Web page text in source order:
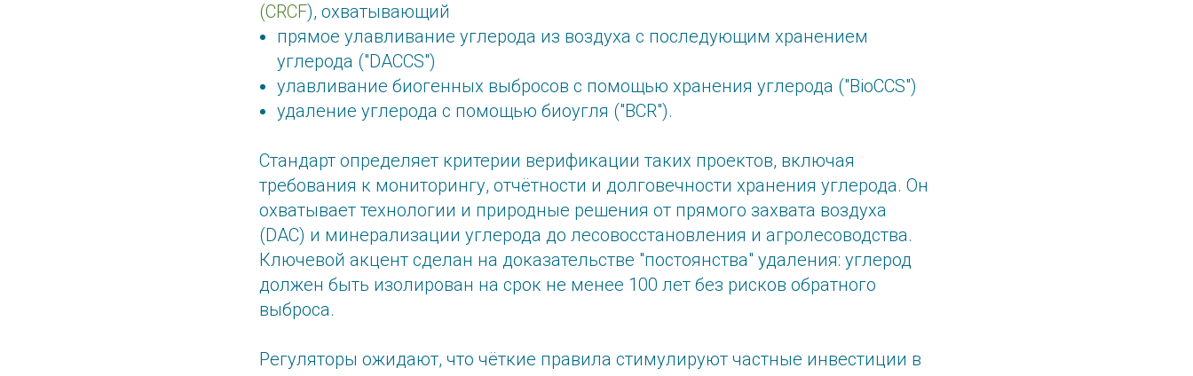
(CRCF), охватывающий
прямое улавливание углерода из воздуха с последующим хранением
углерода ("DACCS")
улавливание биогенных выбросов с помощью хранения углерода ("BioCCS")
удаление углерода с помощью биоугля ("BCR").
Стандарт определяет критерии верификации таких проектов, включая
требования к мониторингу, отчётности и долговечности хранения углерода. Он
охватывает технологии и природные решения от прямого захвата воздуха
(DAC) и минерализации углерода до лесовосстановления и агролесоводства.
Ключевой акцент сделан на доказательстве "постоянства" удаления: углерод
должен быть изолирован на срок не менее 100 лет без рисков обратного
выброса.
Регуляторы ожидают, что чёткие правила стимулируют частные инвестиции в